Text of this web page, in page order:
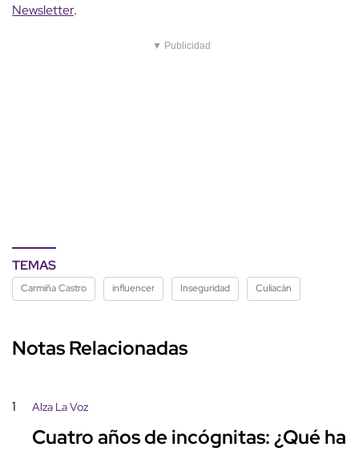
Newsletter.
▼ Publicidad
TEMAS
Carmiña Castro influencer Inseguridad Culiacán
Notas Relacionadas
1 Alza La Voz
Cuatro años de incógnitas: ¿Qué ha